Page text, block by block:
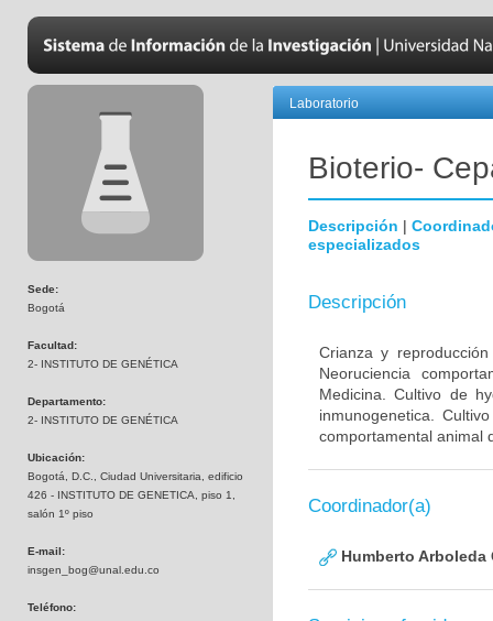
Sede:
Bogotá
Facultad:
2- INSTITUTO DE GENÉTICA
Departamento:
2- INSTITUTO DE GENÉTICA
Ubicación:
Bogotá, D.C., Ciudad Universitaria, edificio
426 - INSTITUTO DE GENETICA, piso 1,
salón 1º piso
E-mail:
insgen_bog@unal.edu.co
Teléfono:
Laboratorio
Bioterio-
Descripción |
especializados
Descripción
Crianza y
Neoruciencia
Medicina. Cultivo de
inmunogenetica.
comportamental animal
Coordinador(a)
Humberto Arboleda